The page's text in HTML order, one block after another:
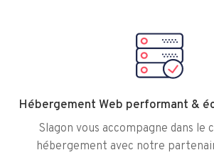
Hébergement Web performant &
Slagon vous accompagne dans le
hébergement avec notre